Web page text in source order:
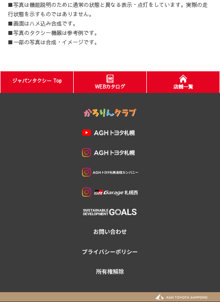
■写真は機能説明のために通常の状態と異なる表示・点灯をしています。実際の走
行状態を示すものではありません。
■画面はハメ込み合成です。
■写真のタクシー機器は参考例です。
■一部の写真は合成・イメージです。
ジャパンタクシー Top
WEBカタログ
店舗一覧